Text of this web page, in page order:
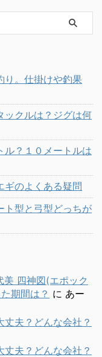
り。仕掛けや釣果
ックルは？ジグは何
ル？１０メートルは
ギのよくある疑問
ト型と弓型どっちが
四神図(エポック
期間は？ に あー
夫？どんな会社？
夫？どんな会社？